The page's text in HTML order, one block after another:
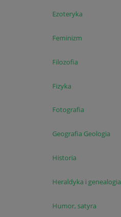
Ezoteryka
Feminizm
Filozofia
Fizyka
Fotografia
Geografia Geologia
Historia
Heraldyka i genealogia
Humor, satyra